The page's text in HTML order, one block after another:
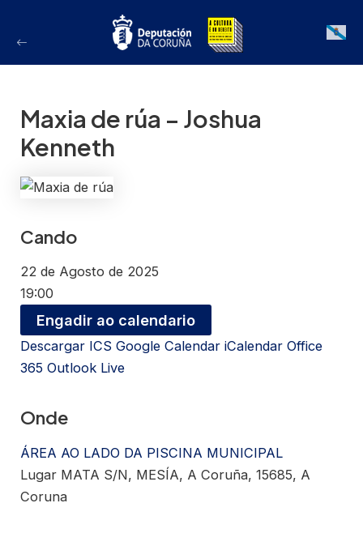
Galician
Maxia de rúa – Joshua
Kenneth
Cando
22 de Agosto de 2025
19:00
Engadir ao calendario
Descargar ICS Google Calendar iCalendar Office
365 Outlook Live
Onde
ÁREA AO LADO DA PISCINA MUNICIPAL
Lugar MATA S/N, MESÍA, A Coruña, 15685, A
Coruna